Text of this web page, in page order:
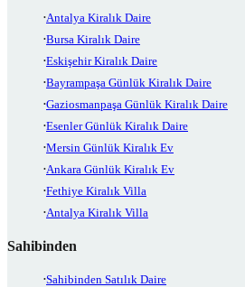
Antalya Kiralık Daire
Bursa Kiralık Daire
Eskişehir Kiralık Daire
Bayrampaşa Günlük Kiralık Daire
Gaziosmanpaşa Günlük Kiralık Daire
Esenler Günlük Kiralık Daire
Mersin Günlük Kiralık Ev
Ankara Günlük Kiralık Ev
Fethiye Kiralık Villa
Antalya Kiralık Villa
Sahibinden
Sahibinden Satılık Daire